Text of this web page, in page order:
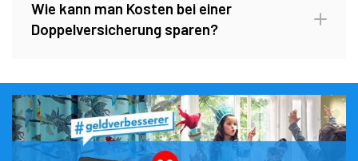
Wie kann man Kosten bei einer
Doppelversicherung sparen?